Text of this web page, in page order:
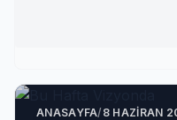
ANASAYFA/8 HAZIRAN